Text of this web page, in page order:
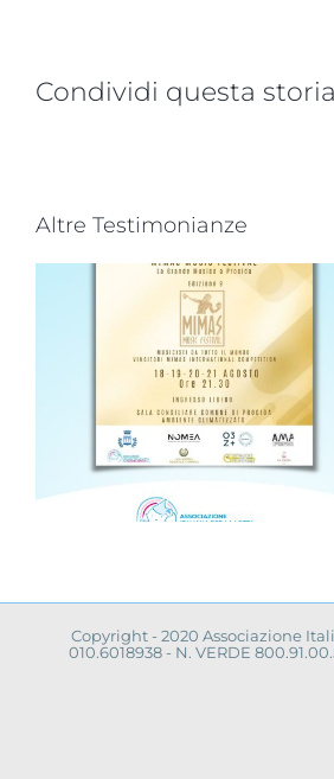
Condividi questa
Altre Testimonianze
Progetto
in campo
l’Università
Sapienza di
Copyright - 2020 Associazione
010.6018938 - N. VERDE